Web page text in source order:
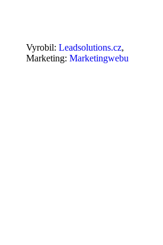
Vyrobil: Leadsolutions.cz,
Marketing: Marketingwebu